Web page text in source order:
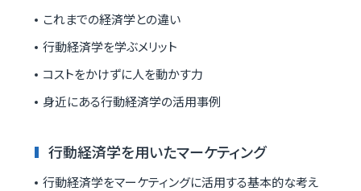
これまでの経済学との違い
行動経済学を学ぶメリット
コストをかけずに人を動かす力
身近にある行動経済学の活用事例
行動経済学を用いたマーケティング
行動経済学をマーケティングに活用する基本的な考え